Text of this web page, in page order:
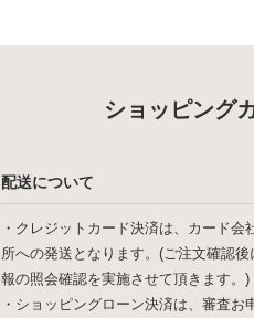
ショッピング
配送について
・クレジットカード決済は、カード会
所への発送となります。(ご注文確認
報の照会確認を実施させて頂きます。)
・ショッピングローン決済は、審査お